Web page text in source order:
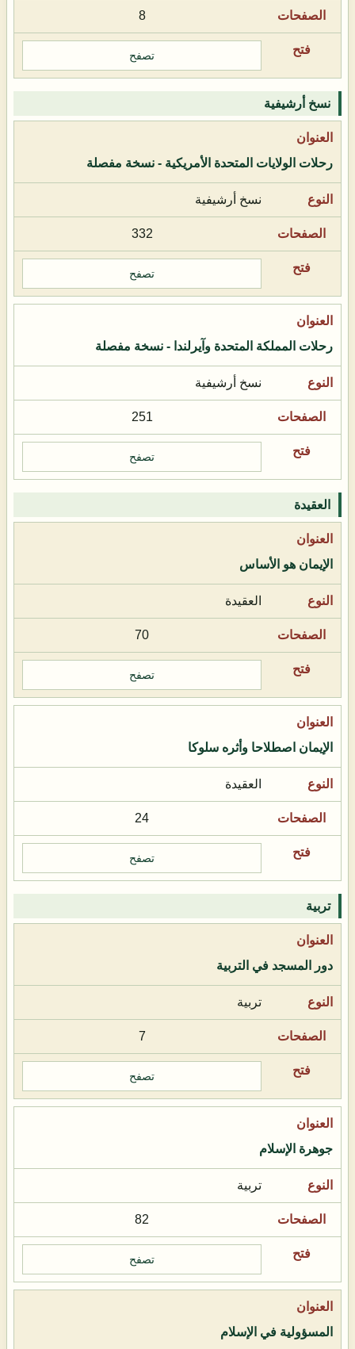
8
تصفح
نسخ أرشيفية
رحلات الولايات المتحدة الأمريكية - نسخة مفصلة
نسخ أرشيفية
332
تصفح
رحلات المملكة المتحدة وآيرلندا - نسخة مفصلة
نسخ أرشيفية
251
تصفح
العقيدة
الإيمان هو الأساس
العقيدة
70
تصفح
الإيمان اصطلاحا وأثره سلوكا
العقيدة
24
تصفح
تربية
دور المسجد في التربية
تربية
7
تصفح
جوهرة الإسلام
تربية
82
تصفح
المسؤولية في الإسلام